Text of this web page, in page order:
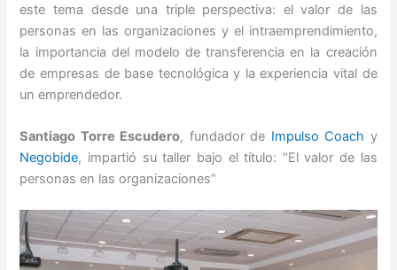
este tema desde una triple perspectiva: el valor de las
personas en las organizaciones y el intraemprendimiento,
la importancia del modelo de transferencia en la creación
de empresas de base tecnológica y la experiencia vital de
un emprendedor.
Santiago Torre Escudero, fundador de Impulso Coach y
Negobide, impartió su taller bajo el título: “El valor de las
personas en las organizaciones”